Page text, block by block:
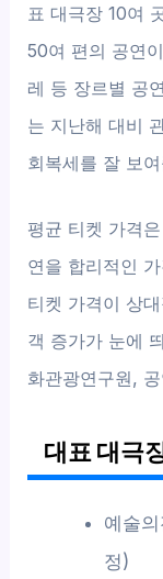
표 대극장 10여
50여 편의 공연
레 등 장르별 공
는 지난해 대비
회복세를 잘 보
평균 티켓 가격
연을 합리적인
티켓 가격이 상
객 증가가 눈에
화관광연구원,
대표 대극
예술
정)